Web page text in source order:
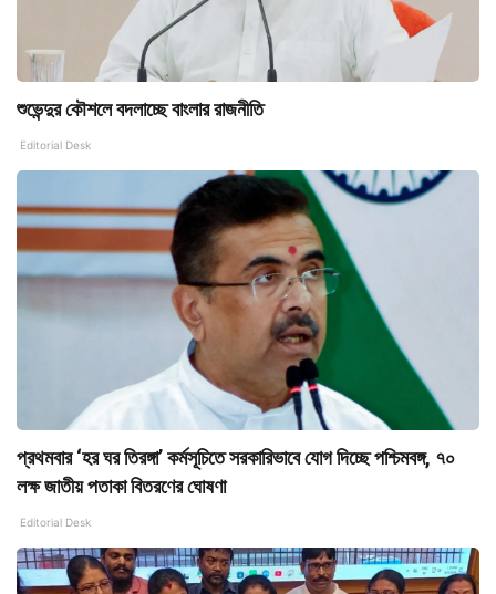
শুভেন্দুর কৌশলে বদলাচ্ছে বাংলার রাজনীতি
Editorial Desk
প্রথমবার ‘হর ঘর তিরঙ্গা’ কর্মসূচিতে সরকারিভাবে যোগ দিচ্ছে পশ্চিমবঙ্গ, ৭০
লক্ষ জাতীয় পতাকা বিতরণের ঘোষণা
Editorial Desk